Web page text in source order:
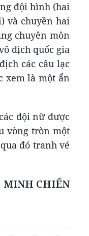
đội hình (hai
và chuyền hai
chuyên môn
địch quốc gia
các câu lạc
xem là một ẩn
đội nữ được
vòng tròn một
đó tranh vé
MINH CHIẾN